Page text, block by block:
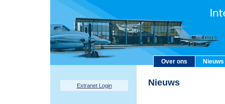
Over ons Nieuws
Extranet Login Nieuws